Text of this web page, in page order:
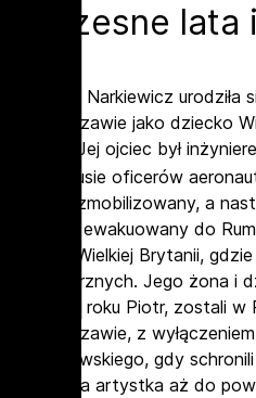
Wczesne lata
Joanna Narkiewicz
w Warszawie jako dziecko
Żandr. Jej ojciec był
w korpusie oficerów
został zmobilizowany, a
stolicy, ewakuowany do
się do Wielkiej Brytanii, gdzie
Powietrznych. Jego żona i
w 1940 roku Piotr, zostali w
w Warszawie, z
warszawskiego, gdy
Przyszła artystka aż do